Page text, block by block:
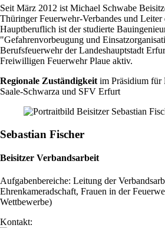
Seit März 2012 ist Michael Schwabe
Thüringer Feuerwehr-Verbandes und Leiter
Hauptberuflich ist der studierte
"Gefahrenvorbeugung und
Berufsfeuerwehr der Landeshauptstadt
Freiwilligen Feuerwehr Plaue aktiv.
Regionale Zuständigkeit im Präsidium
Saale-Schwarza und SFV Erfurt
Sebastian Fischer
Beisitzer Verbandsarbeit
Aufgabenbereiche: Leitung der
Ehrenkameradschaft, Frauen in der
Wettbewerbe)
Kontakt: